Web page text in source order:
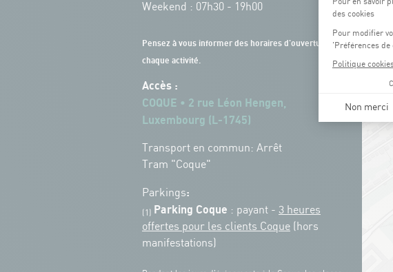
Weekend : 07h30 - 19h00
Pensez à vous informer des horaires d'ouverture de
chaque activité.
Accès :
COQUE • 2 rue Léon Hengen,
Luxembourg (L-1745)
Transport en commun: Arrêt
Tram "Coque"
Parkings:
(1) Parking Coque : payant - 3 heures
offertes pour les clients Coque (hors
manifestations)